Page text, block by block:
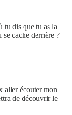
tu dis que tu as la
se cache derrière ?
aller écouter mon
de découvrir le